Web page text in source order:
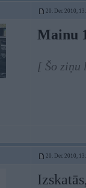
20. Dec 2010,
Mainu
[ Šo ziņu
20. Dec 2010,